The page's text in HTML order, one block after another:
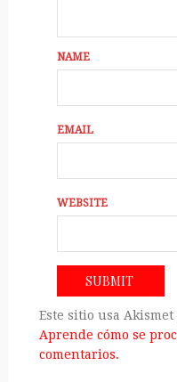
NAME
EMAIL
WEBSITE
Este sitio usa
Aprende cómo se
comentarios.